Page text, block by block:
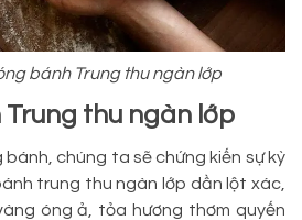
bánh Trung thu ngàn lớp
Trung thu ngàn lớp
chúng ta sẽ chứng kiến sự kỳ
trung thu ngàn lớp dần lột xác,
óng ả, tỏa hương thơm quyến